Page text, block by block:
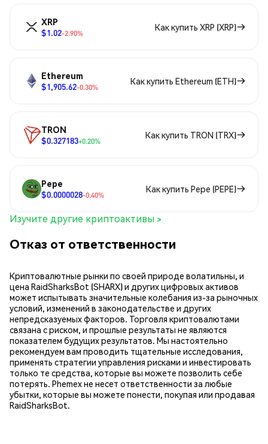
XRP
$1.02-2.90%
Как купить XRP (XRP)
Ethereum
$1,905.62-0.30%
Как купить Ethereum (ETH)
TRON
$0.327183+0.20%
Как купить TRON (TRX)
Pepe
$0.0000028-0.40%
Как купить Pepe (PEPE)
Изучите другие криптоактивы >
Отказ от ответственности
Криптовалютные рынки по своей природе волатильны, и
цена RaidSharksBot (SHARX) и других цифровых активов
может испытывать значительные колебания из-за рыночных
условий, изменений в законодательстве и других
непредсказуемых факторов. Торговля криптовалютами
связана с риском, и прошлые результаты не являются
показателем будущих результатов. Мы настоятельно
рекомендуем вам проводить тщательные исследования,
применять стратегии управления рисками и инвестировать
только те средства, которые вы можете позволить себе
потерять. Phemex не несет ответственности за любые
убытки, которые вы можете понести, покупая или продавая
RaidSharksBot.